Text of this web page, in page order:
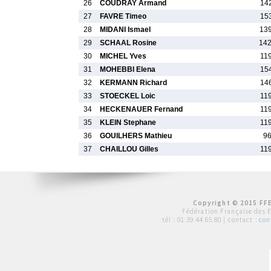
26
COUDRAY Armand
27
FAVRE Timeo
28
MIDANI Ismael
29
SCHAAL Rosine
30
MICHEL Yves
31
MOHEBBI Elena
32
KERMANN Richard
33
STOECKEL Loic
34
HECKENAUER Fernand
35
KLEIN Stephane
36
GOUILHERS Mathieu
37
CHAILLOU Gilles
Copyright © 2015
Fédération Française des
tél : 01 39 44 65 80 | contact :